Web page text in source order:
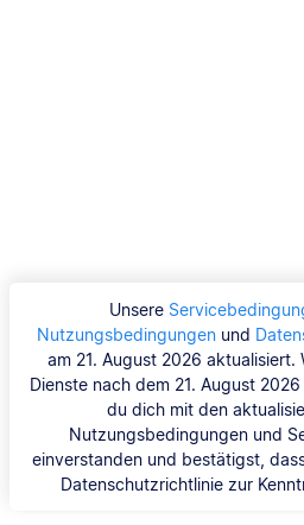
Unsere
Nutzungsbedingungen und
am 21. August 2026 aktualisiert.
Dienste nach dem 21. August
du dich mit den
Nutzungsbedingungen und
einverstanden und bestätigst,
Datenschutzrichtlinie zur